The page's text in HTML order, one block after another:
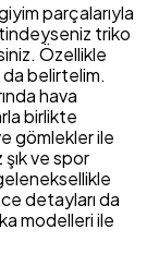
parçalarıyla
triko
Özellikle
da belirtelim.
hava
birlikte
gömlekler ile
ve spor
detayları da
modelleri ile